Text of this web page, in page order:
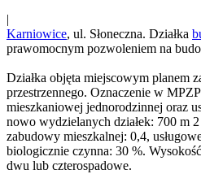
|
Karniowice, ul. Słoneczna. Działka
prawomocnym pozwoleniem na
Działka objęta miejscowym planem
przestrzennego. Oznaczenie w
mieszkaniowej jednorodzinnej oraz
nowo wydzielanych działek: 700 m
zabudowy mieszkalnej: 0,4,
biologicznie czynna: 30 %.
dwu lub czterospadowe.